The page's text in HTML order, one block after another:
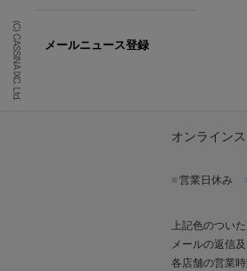
(C) CASSINA IXC. Ltd. メールニュース登録
オンライン
営業日休み
上記色のつい
メールの返信
各店舗の営業